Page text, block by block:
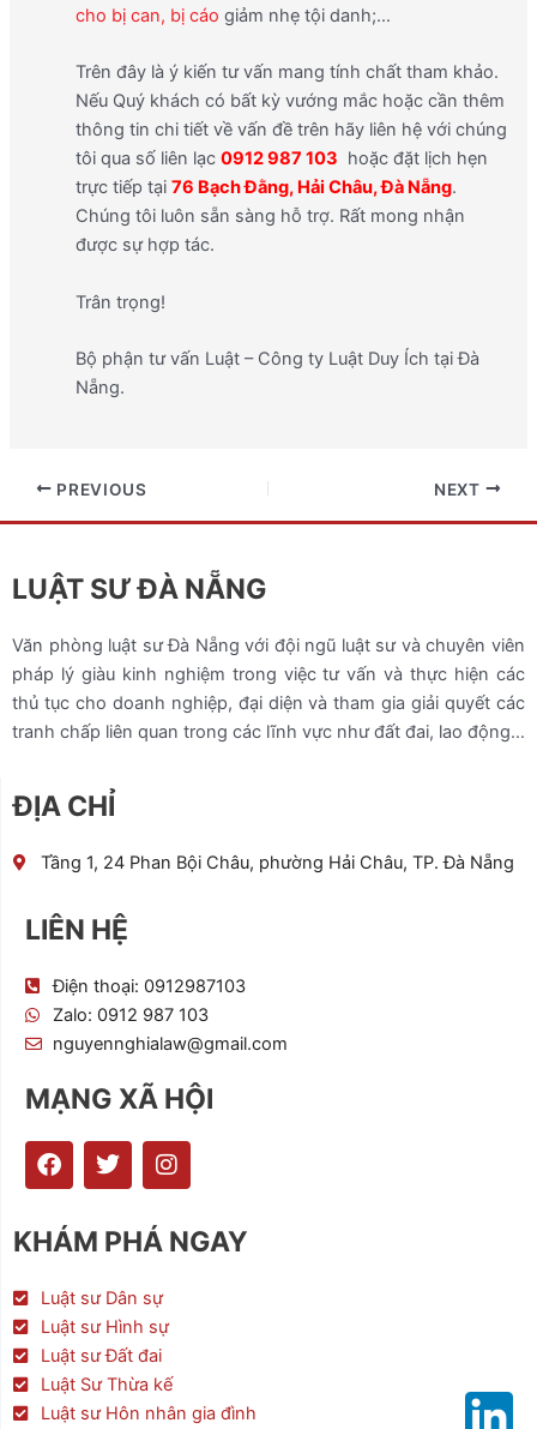
cho bị can, bị cáo giảm nhẹ tội danh;…
Trên đây là ý kiến tư vấn mang tính chất tham khảo.
Nếu Quý khách có bất kỳ vướng mắc hoặc cần thêm
thông tin chi tiết về vấn đề trên hãy liên hệ với chúng
tôi qua số liên lạc 0912 987 103 hoặc đặt lịch hẹn
trực tiếp tại 76 Bạch Đằng, Hải Châu, Đà Nẵng.
Chúng tôi luôn sẵn sàng hỗ trợ. Rất mong nhận
được sự hợp tác.
Trân trọng!
Bộ phận tư vấn Luật – Công ty Luật Duy Ích tại Đà
Nẵng.
PREVIOUS NEXT
LUẬT SƯ ĐÀ NẴNG
Văn phòng luật sư Đà Nẵng với đội ngũ luật sư và chuyên viên
pháp lý giàu kinh nghiệm trong việc tư vấn và thực hiện các
thủ tục cho doanh nghiệp, đại diện và tham gia giải quyết các
tranh chấp liên quan trong các lĩnh vực như đất đai, lao động…
ĐỊA CHỈ
Tầng 1, 24 Phan Bội Châu, phường Hải Châu, TP. Đà Nẵng
LIÊN HỆ
Điện thoại: 0912987103
Zalo: 0912 987 103
nguyennghialaw@gmail.com
MẠNG XÃ HỘI
F
a
e
b
o
k
T
w
t
t
r
I
n
t
a
a
KHÁM PHÁ NGAY
Luật sư Dân sự
Luật sư Hình sự
Luật sư Đất đai
Luật Sư Thừa kế
Luật sư Hôn nhân gia đình